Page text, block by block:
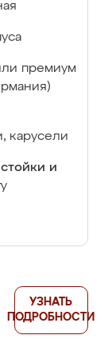
премиум
карусели
и
УЗНАТЬ
ПОДРОБНОСТИ